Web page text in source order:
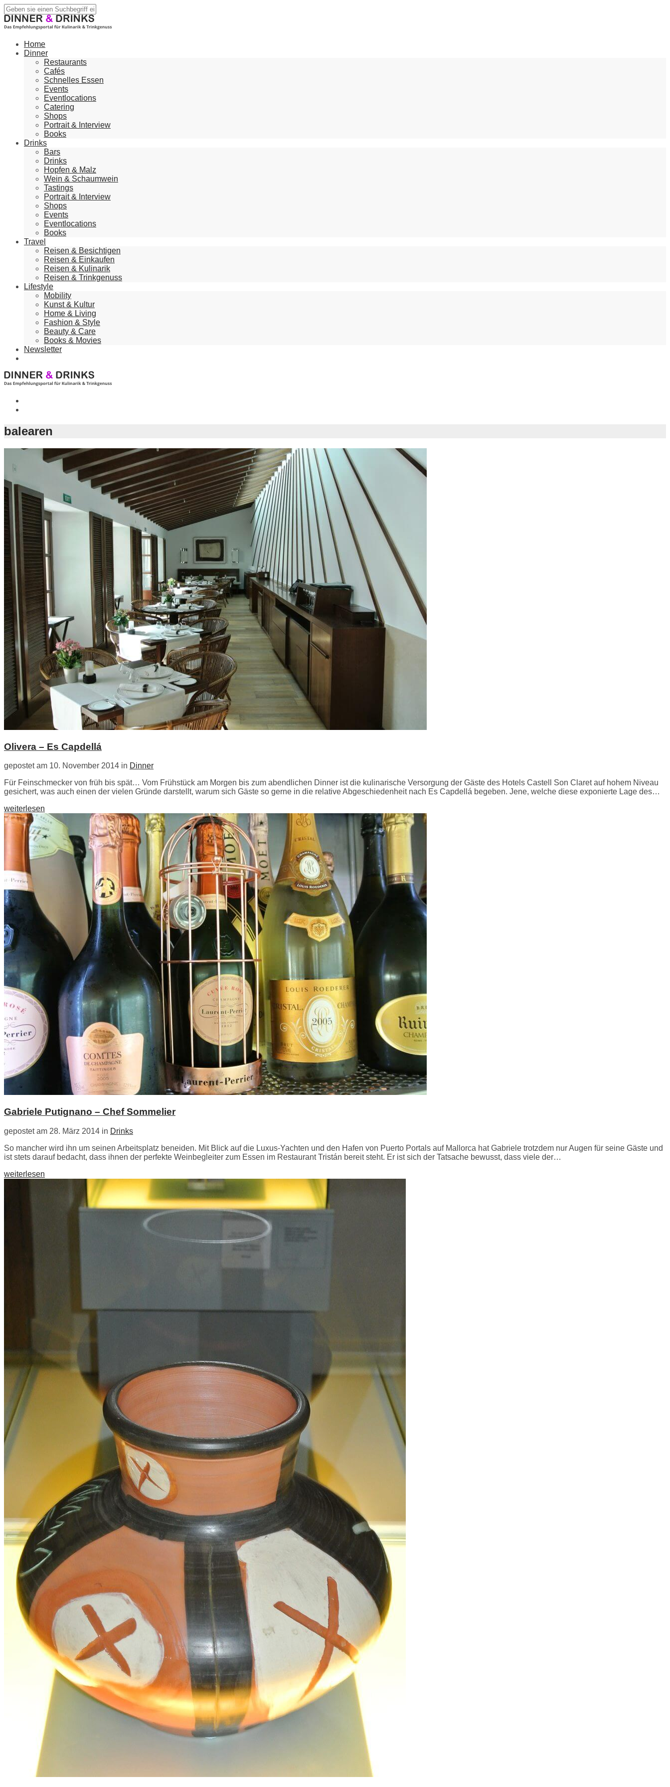
Home
Dinner
Restaurants
Cafés
Schnelles Essen
Events
Eventlocations
Catering
Shops
Portrait & Interview
Books
Drinks
Bars
Drinks
Hopfen & Malz
Wein & Schaumwein
Tastings
Portrait & Interview
Shops
Events
Eventlocations
Books
Travel
Reisen & Besichtigen
Reisen & Einkaufen
Reisen & Kulinarik
Reisen & Trinkgenuss
Lifestyle
Mobility
Kunst & Kultur
Home & Living
Fashion & Style
Beauty & Care
Books & Movies
Newsletter
balearen
Olivera – Es Capdellá
gepostet am 10. November 2014 in Dinner
Für Feinschmecker von früh bis spät… Vom Frühstück am Morgen bis zum abendlichen Dinner ist die kulinarische Versorgung der Gäste des Hotels Castell Son Claret auf hohem Niveau
gesichert, was auch einen der vielen Gründe darstellt, warum sich Gäste so gerne in die relative Abgeschiedenheit nach Es Capdellá begeben. Jene, welche diese exponierte Lage des…
weiterlesen
Gabriele Putignano – Chef Sommelier
gepostet am 28. März 2014 in Drinks
So mancher wird ihn um seinen Arbeitsplatz beneiden. Mit Blick auf die Luxus-Yachten und den Hafen von Puerto Portals auf Mallorca hat Gabriele trotzdem nur Augen für seine Gäste und
ist stets darauf bedacht, dass ihnen der perfekte Weinbegleiter zum Essen im Restaurant Tristán bereit steht. Er ist sich der Tatsache bewusst, dass viele der…
weiterlesen